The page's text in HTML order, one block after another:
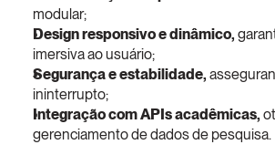
modular;
Design responsivo e dinâmico,
imersiva ao usuário;
Segurança e estabilidade,
ininterrupto;
Integração com APIs acadêmicas,
gerenciamento de dados de pesquisa.